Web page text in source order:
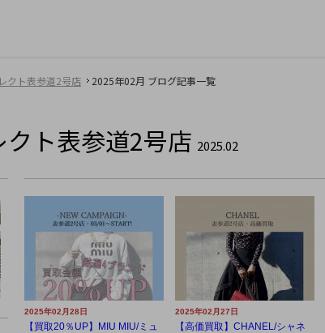
クト表参道2号店 2025年02月 ブログ記事一覧
ト表参道2号店 2025.02
2025年02月28日
【買取20％UP】MIU MIU/ミュ
2025年02月27日
【高価買取】CHANEL/シャネ